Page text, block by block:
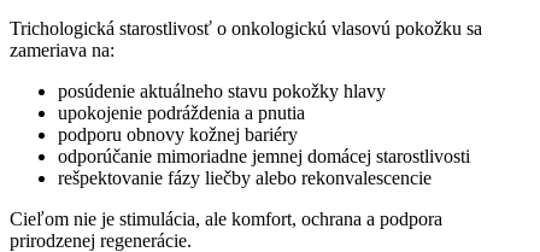
Trichologická starostlivosť o onkologickú vlasovú pokožku sa
zameriava na:
posúdenie aktuálneho stavu pokožky hlavy
upokojenie podráždenia a pnutia
podporu obnovy kožnej bariéry
odporúčanie mimoriadne jemnej domácej starostlivosti
rešpektovanie fázy liečby alebo rekonvalescencie
Cieľom nie je stimulácia, ale komfort, ochrana a podpora
prirodzenej regenerácie.